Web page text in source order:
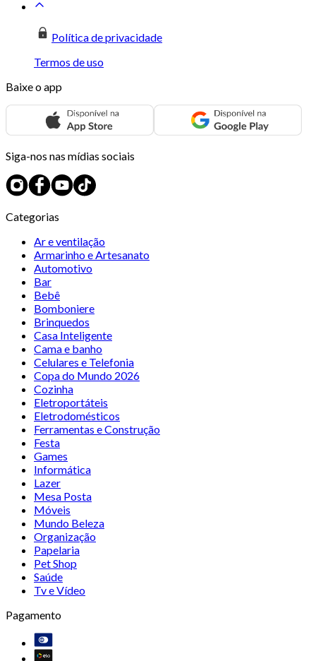
Política de privacidade
Termos de uso
Baixe o app
Siga-nos nas mídias sociais
Categorias
Ar e ventilação
Armarinho e Artesanato
Automotivo
Bar
Bebê
Bomboniere
Brinquedos
Casa Inteligente
Cama e banho
Celulares e Telefonia
Copa do Mundo 2026
Cozinha
Eletroportáteis
Eletrodomésticos
Ferramentas e Construção
Festa
Games
Informática
Lazer
Mesa Posta
Móveis
Mundo Beleza
Organização
Papelaria
Pet Shop
Saúde
Tv e Vídeo
Pagamento